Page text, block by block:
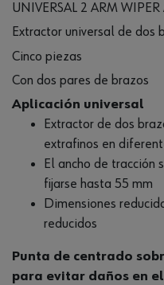
UNIVERSAL 2 ARM WIPER
Extractor universal de dos
Cinco piezas
Con dos pares de brazos
Aplicación universal
Extractor de dos
extrafinos en
El ancho de tracción
fijarse hasta 55 mm
Dimensiones
reducidos
Punta de centrado
para evitar daños en